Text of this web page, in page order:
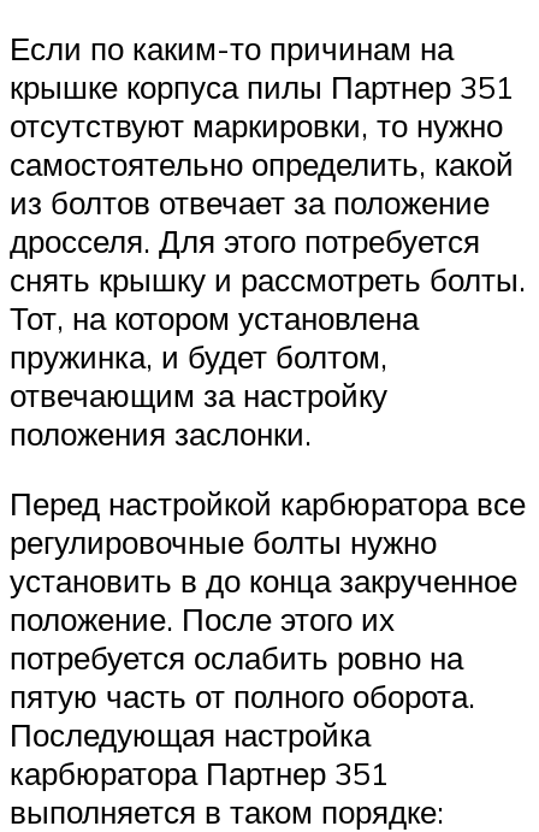
Если по каким-то причинам на
крышке корпуса пилы Партнер 351
отсутствуют маркировки, то нужно
самостоятельно определить, какой
из болтов отвечает за положение
дросселя. Для этого потребуется
снять крышку и рассмотреть болты.
Тот, на котором установлена
пружинка, и будет болтом,
отвечающим за настройку
положения заслонки.
Перед настройкой карбюратора все
регулировочные болты нужно
установить в до конца закрученное
положение. После этого их
потребуется ослабить ровно на
пятую часть от полного оборота.
Последующая настройка
карбюратора Партнер 351
выполняется в таком порядке: